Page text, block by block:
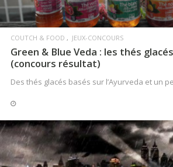
COUTCH & FOOD JEUX-CONCOURS
Green & Blue Veda : les thés
(concours résultat)
Des thés glacés basés sur l’Ayurveda et un